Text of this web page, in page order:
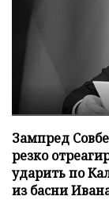
Зампред
резко
ударить по
из басни